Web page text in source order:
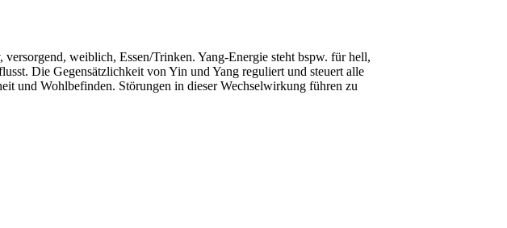
weiblich, Essen/Trinken. Yang-Energie steht bspw. für hell,
Die Gegensätzlichkeit von Yin und Yang reguliert und steuert alle
und Wohlbefinden. Störungen in dieser Wechselwirkung führen zu